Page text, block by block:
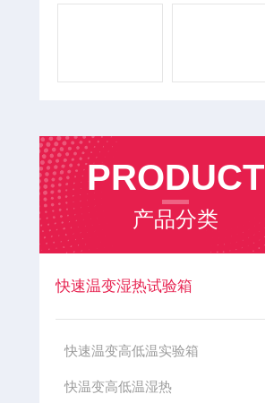
PRODUCT
产品分类
快速温变湿热试验箱
快速温变高低温实验箱
快温变高低温湿热